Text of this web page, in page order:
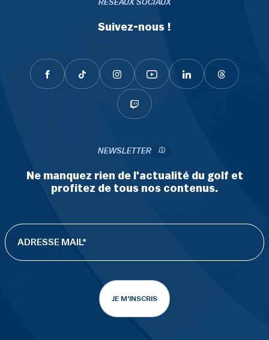
RÉSEAUX SOCIAUX
Suivez-nous !
NEWSLETTER
Ne manquez rien de l'actualité du golf et
profitez de tous nos contenus.
JE M'INSCRIS